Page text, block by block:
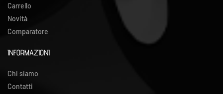
Carrello
Novità
Comparatore
INFORMAZIONI
Chi siamo
Contatti